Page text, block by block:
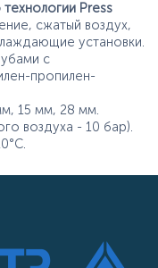
Press
сжатый воздух,
установки.
с
пропилен-
15 мм, 28 мм.
воздуха - 10 бар).